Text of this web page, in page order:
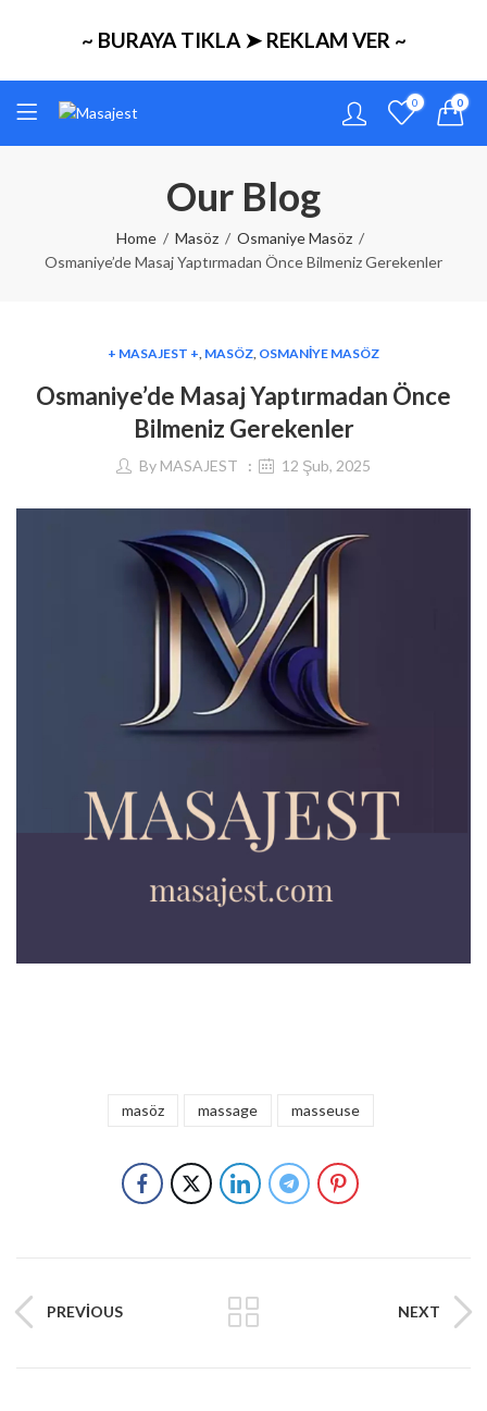
~ BURAYA TIKLA ➤ REKLAM VER ~
0 0
Our Blog
Home Masöz
Osmaniye Masöz
Osmaniye’de Masaj Yaptırmadan Önce Bilmeniz Gerekenler
+ MASAJEST +, MASÖZ, OSMANIYE MASÖZ
Osmaniye’de Masaj Yaptırmadan Önce
Bilmeniz Gerekenler
By MASAJEST 12 Şub, 2025
masöz massage masseuse
PREVIOUS NEXT